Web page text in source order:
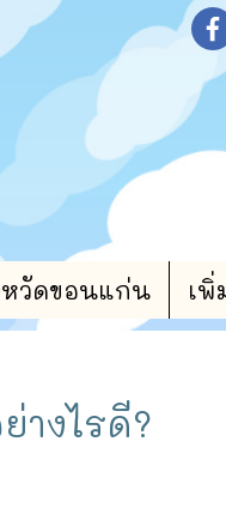
หวัดขอนแก่น เพิ่
างไรดี?